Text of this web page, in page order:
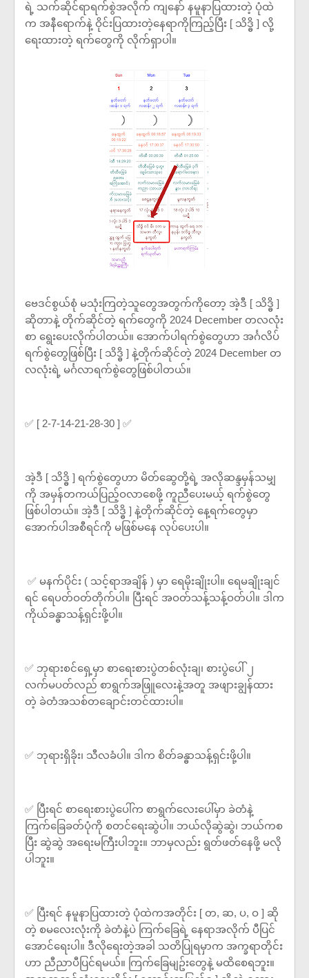
ရဲ့ သက်ဆိုင်ရာရက်စွဲအလိုက် ကျနော် နမူနာပြထားတဲ့ ပုံထဲ
က အနီရောက်နဲ့ ဝိုင်းပြထားတဲ့နေရာကိုကြည့်ပြီး [ သိဒ္ဓိ ] လို့
ရေးထားတဲ့ ရက်တွေကို လိုက်ရှာပါ။
ဗေဒင်စွယ်စုံ မသုံးကြတဲ့သူတွေအတွက်ကိုတော့ အဲ့ဒီ [ သိဒ္ဓိ ]
ဆိုတာနဲ့ တိုက်ဆိုင်တဲ့ ရက်တွေကို 2024 December တလလုံး
စာ ရွေးပေးလိုက်ပါတယ်။ အောက်ပါရက်စွဲတွေဟာ အင်္ဂလိပ်
ရက်စွဲတွေဖြစ်ပြီး [ သိဒ္ဓိ ] နဲ့တိုက်ဆိုင်တဲ့ 2024 December တ
လလုံးရဲ့ မင်္ဂလာရက်စွဲတွေဖြစ်ပါတယ်။
✅ [ 2-7-14-21-28-30 ] ✅
အဲ့ဒီ [ သိဒ္ဓိ ] ရက်စွဲတွေဟာ မိတ်ဆွေတို့ရဲ့ အလိုဆန္ဒမှန်သမျှ
ကို အမှန်တကယ်ပြည့်ဝလာစေဖို့ ကူညီပေးမယ့် ရက်စွဲတွေ
ဖြစ်ပါတယ်။ အဲ့ဒီ [ သိဒ္ဓိ ] နဲ့တိုက်ဆိုင်တဲ့ နေ့ရက်တွေမှာ
အောက်ပါအစီရင်ကို မဖြစ်မနေ လုပ်ပေးပါ။
✅ မနက်ပိုင်း ( သင့်ရာအချိန် ) မှာ ရေမိုးချိုးပါ။ ရေမချိုးချင်
ရင် ရေပတ်ဝတ်တိုက်ပါ။ ပြီးရင် အဝတ်သန့်သန့်ဝတ်ပါ။ ဒါက
ကိုယ်ခန္ဓာသန့်ရှင်းဖို့ပါ။
✅ ဘုရားစင်ရှေ့မှာ စာရေးစားပွဲတစ်လုံးချ၊ စားပွဲပေါ် ၂
လက်မပတ်လည် စာရွက်အဖြူလေးနဲ့အတူ အဖျားချွန်ထား
တဲ့ ခဲတံအသစ်တချောင်းတင်ထားပါ။
✅ ဘုရားရှိခိုး၊ သီလခံပါ။ ဒါက စိတ်ခန္ဓာသန့်ရှင်းဖို့ပါ။
✅ ပြီးရင် စာရေးစားပွဲပေါ်က စာရွက်လေးပေါ်မှာ ခဲတံနဲ့
ကြက်ခြေခတ်ပုံကို စတင်ရေးဆွဲပါ။ ဘယ်လိုဆွဲဆွဲ၊ ဘယ်ကစ
ပြီး ဆွဲဆွဲ အရေးမကြီးပါဘူး။ ဘာမှလည်း ရွတ်ဖတ်နေဖို့ မလို
ပါဘူး။
✅ ပြီးရင် နမူနာပြထားတဲ့ ပုံထဲကအတိုင်း [ တ, ဆ, ပ, ဝ ] ဆို
တဲ့ စမလေးလုံးကို ခဲတံနဲ့ပဲ ကြက်ခြေရဲ့ နေရာအလိုက် ပီပြင်
အောင်ရေးပါ။ ဒီလိုရေးတဲ့အခါ သတိပြုရမှာက အက္ခရာတိုင်း
ဟာ ညီညာပီပြင်ရမယ်။ ကြက်ခြေမျဥ်းတွေနဲ့ မထိစေရဘူး။